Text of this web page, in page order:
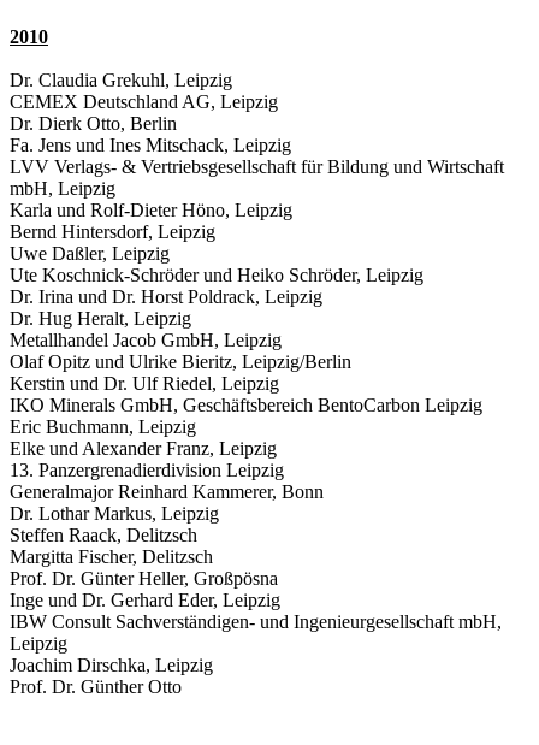
2010
Dr. Claudia Grekuhl, Leipzig
CEMEX Deutschland AG, Leipzig
Dr. Dierk Otto, Berlin
Fa. Jens und Ines Mitschack, Leipzig
LVV Verlags- & Vertriebsgesellschaft für Bildung und Wirtschaft
mbH, Leipzig
Karla und Rolf-Dieter Höno, Leipzig
Bernd Hintersdorf, Leipzig
Uwe Daßler, Leipzig
Ute Koschnick-Schröder und Heiko Schröder, Leipzig
Dr. Irina und Dr. Horst Poldrack, Leipzig
Dr. Hug Heralt, Leipzig
Metallhandel Jacob GmbH, Leipzig
Olaf Opitz und Ulrike Bieritz, Leipzig/Berlin
Kerstin und Dr. Ulf Riedel, Leipzig
IKO Minerals GmbH, Geschäftsbereich BentoCarbon Leipzig
Eric Buchmann, Leipzig
Elke und Alexander Franz, Leipzig
13. Panzergrenadierdivision Leipzig
Generalmajor Reinhard Kammerer, Bonn
Dr. Lothar Markus, Leipzig
Steffen Raack, Delitzsch
Margitta Fischer, Delitzsch
Prof. Dr. Günter Heller, Großpösna
Inge und Dr. Gerhard Eder, Leipzig
IBW Consult Sachverständigen- und Ingenieurgesellschaft mbH,
Leipzig
Joachim Dirschka, Leipzig
Prof. Dr. Günther Otto